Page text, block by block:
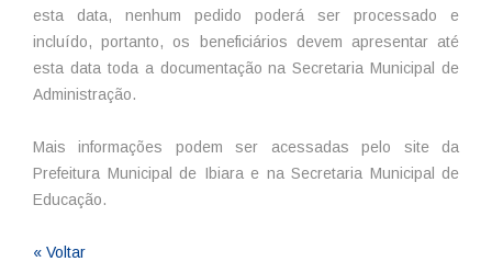
esta data, nenhum pedido poderá ser processado e
incluído, portanto, os beneficiários devem apresentar até
esta data toda a documentação na Secretaria Municipal de
Administração.
Mais informações podem ser acessadas pelo site da
Prefeitura Municipal de Ibiara e na Secretaria Municipal de
Educação.
« Voltar